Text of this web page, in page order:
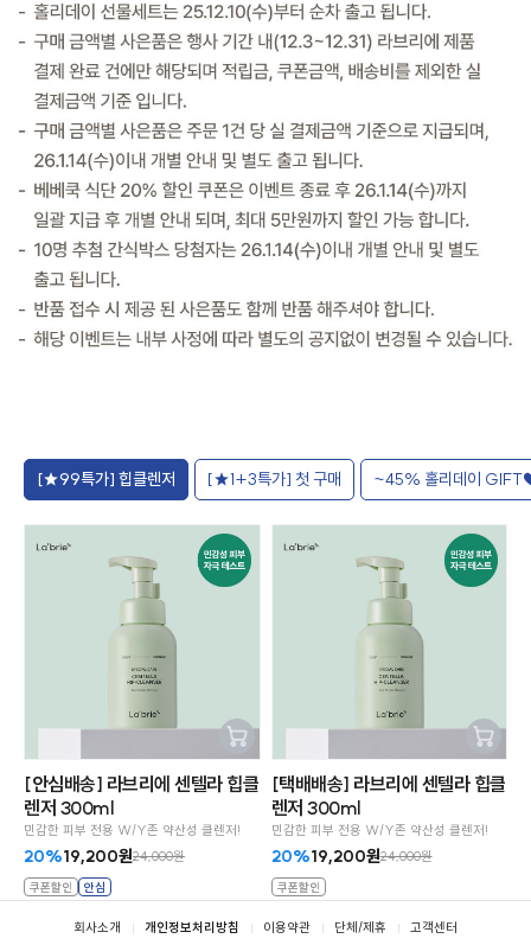
[★99특가] 힙클렌저 [★1+3특가] 첫 구매 ~45% 홀리데이
[안심배송] 라브리에 센텔라 힙클
렌저 300ml
민감한 피부 전용 W/Y존 약산성 클렌저!
20%19,200원24,000원
쿠폰할인 안심
니추가
[택배배송] 라브리에 센텔라 힙클
렌저 300ml
민감한 피부 전용 W/Y존 약산성 클렌저!
20%19,200원24,000원
쿠폰할인
니추가
회사소개 개인정보처리방침 이용약관 단체/제휴 고객센터